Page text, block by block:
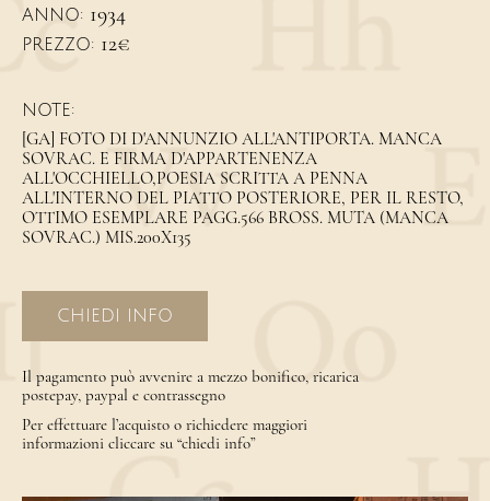
ANNO: 1934
PREZZO: 12€
NOTE:
[GA] FOTO DI D'ANNUNZIO ALL'ANTIPORTA. MANCA
SOVRAC. E FIRMA D'APPARTENENZA
ALL'OCCHIELLO,POESIA SCRITTA A PENNA
ALL'INTERNO DEL PIATTO POSTERIORE, PER IL RESTO,
OTTIMO ESEMPLARE PAGG.566 BROSS. MUTA (MANCA
SOVRAC.) MIS.200X135
CHIEDI INFO
Il pagamento può avvenire a mezzo bonifico, ricarica
postepay, paypal e contrassegno
Per effettuare l’acquisto o richiedere maggiori
informazioni cliccare su “chiedi info”